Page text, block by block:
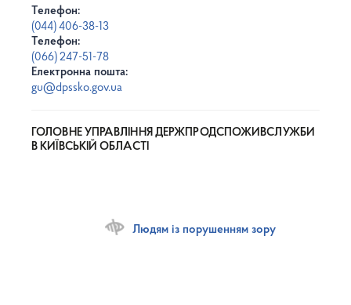
Телефон:
(044) 406-38-13
Телефон:
(066) 247-51-78
Електронна пошта:
gu@dpssko.gov.ua
ГОЛОВНЕ УПРАВЛІННЯ ДЕРЖПРОДСПОЖИВСЛУЖБИ
В КИЇВСЬКІЙ ОБЛАСТІ
Людям із порушенням зору